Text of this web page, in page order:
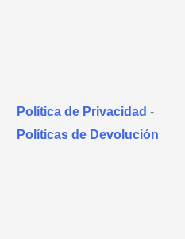
Política de Privacidad -
Políticas de Devolución